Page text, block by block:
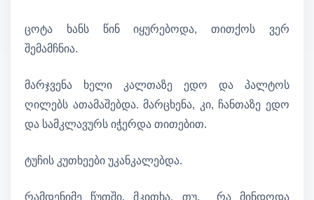
ცოტა ხანს წინ იყურებოდა, თითქოს ვერ
შემამჩნია.
მარჯვენა ხელი კალთაზე ედო და პალტოს
ღილებს ათამაშებდა. მარცხენა, კი, ჩანთაზე ედო
და სამკლავურს იჭერდა თითებით.
ტუჩის კუთხეები უკანკალებდა.
რამდენიმე წუთში, მკითხა, თუ, რა მინდოდა